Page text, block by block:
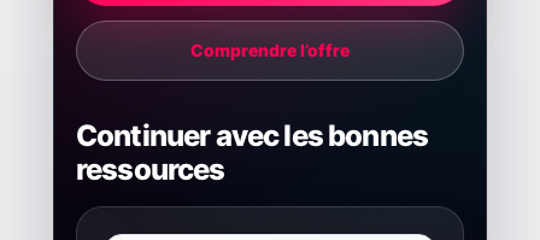
Comprendre l’offre
Continuer avec les bonnes
ressources